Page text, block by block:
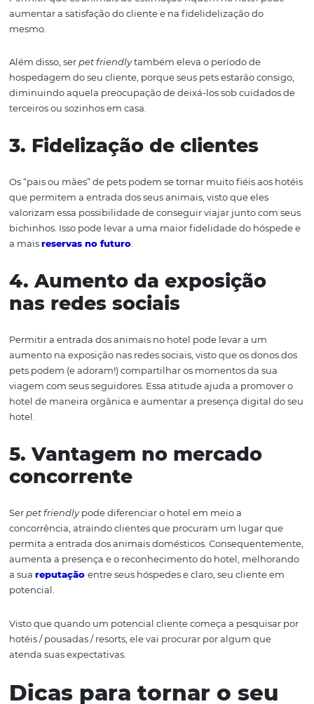
Permitir animais de estimação no hotel pode atrair mais
hóspedes, especialmente aqueles que não querem
nas reservas e, portanto, ao aumento na receita do
2. Maior satisfação do
cliente
da família e por causa disso querem e gostam de levá-
passear em suas viagens.
aumentar a satisfação do cliente e na fidelidelização do
mesmo.
Além disso, serpet friendlytambém eleva o período de
hospedagem do seu cliente, porque seus pets estarão
terceiros ou sozinhos em casa.
3. Fidelização de clientes
Os “pais ou mães” de pets podem se tornar muito fiéis
que permitem a entrada dos seus animais, visto que
valorizam essa possibilidade de conseguir viajar junto
a maisreservas no futuro
4. Aumento da exposição
nas redes sociais